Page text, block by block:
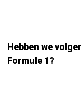
Hebben we
Formule 1?